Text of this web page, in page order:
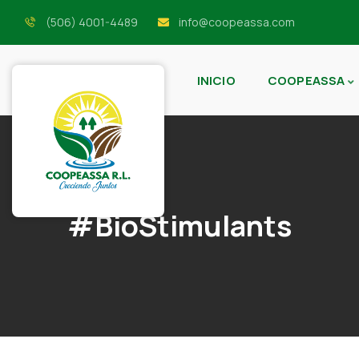
(506) 4001-4489 info@coopeassa.com
INICIO COOPEASSA
#BioStimulants